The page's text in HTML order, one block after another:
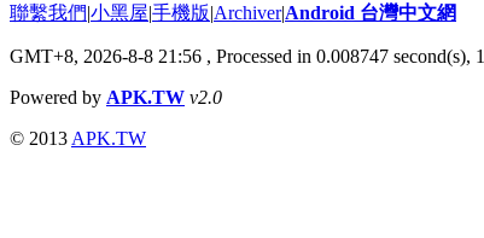
聯繫我們|小黑屋|手機版|Archiver|Android 台灣中文網
GMT+8, 2026-8-8 21:56 , Processed in 0.008747
Powered by APK.TW v2.0
© 2013 APK.TW